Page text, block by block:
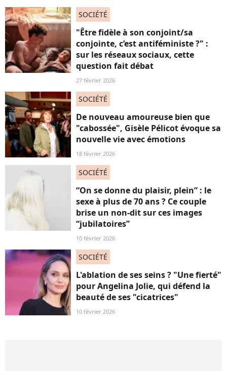
SOCIÉTÉ
"Être fidèle à son conjoint/sa
conjointe, c’est antiféministe ?" :
sur les réseaux sociaux, cette
question fait débat
27 février 2026
SOCIÉTÉ
De nouveau amoureuse bien que
"cabossée", Gisèle Pélicot évoque sa
nouvelle vie avec émotions
18 février 2026
SOCIÉTÉ
“On se donne du plaisir, plein” : le
sexe à plus de 70 ans ? Ce couple
brise un non-dit sur ces images
“jubilatoires”
10 février 2026
SOCIÉTÉ
L'ablation de ses seins ? "Une fierté"
pour Angelina Jolie, qui défend la
beauté de ses "cicatrices"
10 février 2026